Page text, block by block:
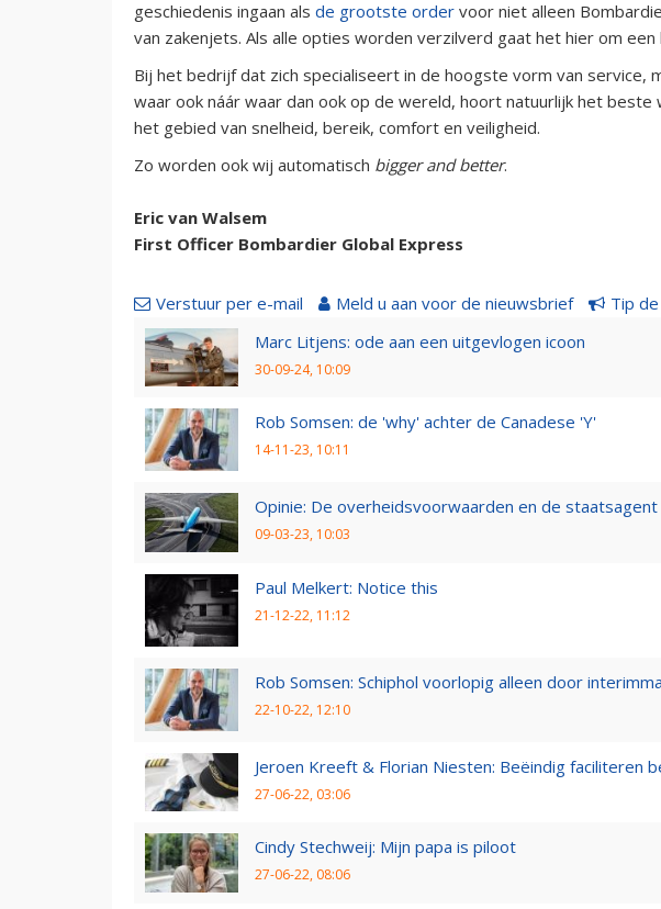
geschiedenis ingaan als de grootste order voor niet alleen
van zakenjets. Als alle opties worden verzilverd gaat het hier om
Bij het bedrijf dat zich specialiseert in de hoogste vorm van service,
waar ook náár waar dan ook op de wereld, hoort natuurlijk het
het gebied van snelheid, bereik, comfort en veiligheid.
Zo worden ook wij automatisch bigger and better.
Eric van Walsem
First Officer Bombardier Global Express
Verstuur per e-mail Meld u aan voor de nieuwsbrief
Tip
Marc Litjens: ode aan een uitgevlogen icoon
30-09-24, 10:09
Rob Somsen: de 'why' achter de Canadese 'Y'
14-11-23, 10:11
Opinie: De overheidsvoorwaarden en de
09-03-23, 10:03
Paul Melkert: Notice this
21-12-22, 11:12
Rob Somsen: Schiphol voorlopig alleen door
22-10-22, 12:10
Jeroen Kreeft & Florian Niesten: Beëindig faciliteren
27-06-22, 03:06
Cindy Stechweij: Mijn papa is piloot
27-06-22, 08:06